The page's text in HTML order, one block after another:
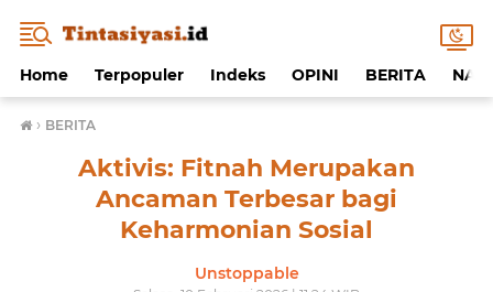
Home Terpopuler Indeks OPINI BERITA
› BERITA
Aktivis: Fitnah Merupakan
Ancaman Terbesar bagi
Keharmonian Sosial
Unstoppable